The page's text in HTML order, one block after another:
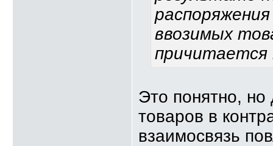
ввозимых
причитается
Это понятно, но
товаров в
взаимосвязь